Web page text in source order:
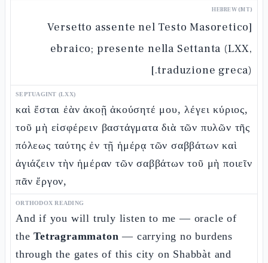
HEBREW (MT)
[Versetto assente nel Testo Masoretico
ebraico; presente nella Settanta (LXX,
traduzione greca).]
SEPTUAGINT (LXX)
καὶ ἔσται ἐὰν ἀκοῇ ἀκούσητέ μου, λέγει κύριος,
τοῦ μὴ εἰσφέρειν βαστάγματα διὰ τῶν πυλῶν τῆς
πόλεως ταύτης ἐν τῇ ἡμέρᾳ τῶν σαββάτων καὶ
ἁγιάζειν τὴν ἡμέραν τῶν σαββάτων τοῦ μὴ ποιεῖν
πᾶν ἔργον,
ORTHODOX READING
And if you will truly listen to me — oracle of
theTetragrammaton — carrying no burdens
through the gates of this city on Shabbàt and